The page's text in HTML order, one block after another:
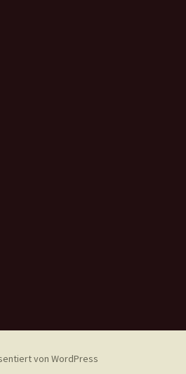
von WordPress